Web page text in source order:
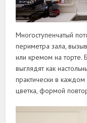
Многоступенчатый
периметра зала,
или кремом на торте.
выглядят как
практически в
цветка, формой